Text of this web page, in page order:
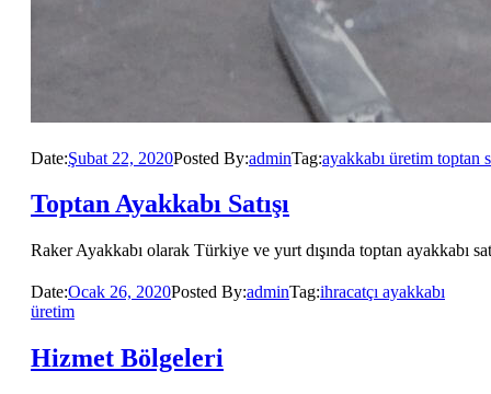
Date:Şubat 22, 2020Posted By:adminTag:ayakkabı üretim toptan
Toptan Ayakkabı Satışı
Raker Ayakkabı olarak Türkiye ve yurt dışında toptan ayakkabı
Date:Ocak 26, 2020Posted By:adminTag:ihracatçı ayakkabı
üretim
Hizmet Bölgeleri